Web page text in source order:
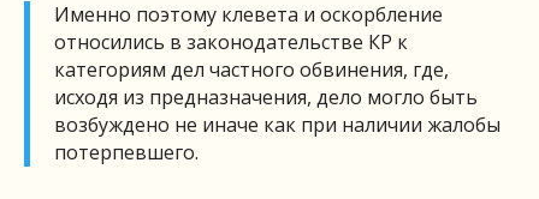
Именно поэтому клевета и оскорбление
относились в законодательстве КР к
категориям дел частного обвинения, где,
исходя из предназначения, дело могло быть
возбуждено не иначе как при наличии жалобы
потерпевшего.